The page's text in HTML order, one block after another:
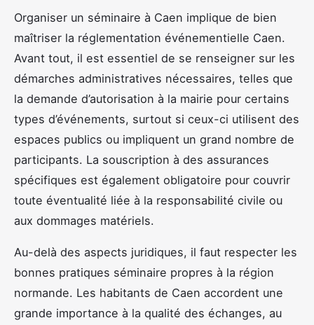
Organiser un séminaire à Caen implique de bien
maîtriser la réglementation événementielle Caen.
Avant tout, il est essentiel de se renseigner sur les
démarches administratives nécessaires, telles que
la demande d’autorisation à la mairie pour certains
types d’événements, surtout si ceux-ci utilisent des
espaces publics ou impliquent un grand nombre de
participants. La souscription à des assurances
spécifiques est également obligatoire pour couvrir
toute éventualité liée à la responsabilité civile ou
aux dommages matériels.
Au-delà des aspects juridiques, il faut respecter les
bonnes pratiques séminaire propres à la région
normande. Les habitants de Caen accordent une
grande importance à la qualité des échanges, au